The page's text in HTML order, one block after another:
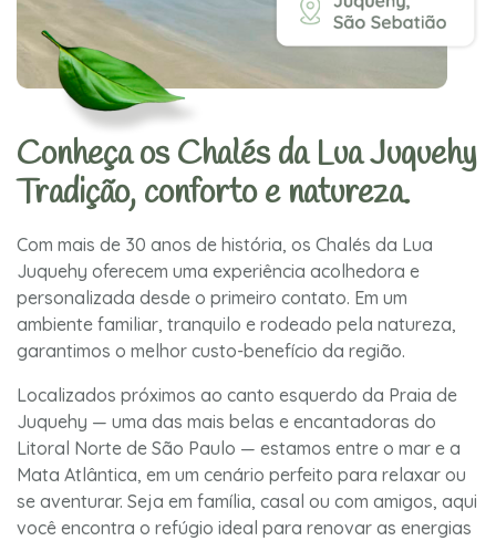
Conheça os Chalés da Lua Juquehy
Tradição, conforto e natureza.
Com mais de 30 anos de história, os Chalés da Lua
Juquehy oferecem uma experiência acolhedora e
personalizada desde o primeiro contato. Em um
ambiente familiar, tranquilo e rodeado pela natureza,
garantimos o melhor custo-benefício da região.
Localizados próximos ao canto esquerdo da Praia de
Juquehy — uma das mais belas e encantadoras do
Litoral Norte de São Paulo — estamos entre o mar e a
Mata Atlântica, em um cenário perfeito para relaxar ou
se aventurar. Seja em família, casal ou com amigos, aqui
você encontra o refúgio ideal para renovar as energias